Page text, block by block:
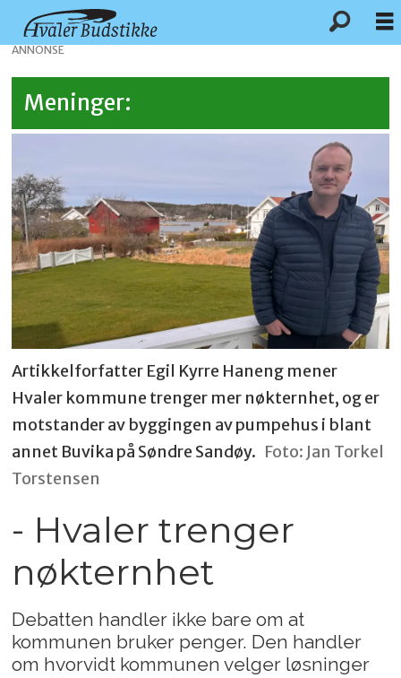
ANNONSE
Meninger:
Artikkelforfatter Egil Kyrre Haneng mener
Hvaler kommune trenger mer nøkternhet, og er
motstander av byggingen av pumpehus i blant
annet Buvika på Søndre Sandøy. Foto: Jan Torkel
Torstensen
- Hvaler trenger
nøkternhet
Debatten handler ikke bare om at
kommunen bruker penger. Den handler
om hvorvidt kommunen velger løsninger